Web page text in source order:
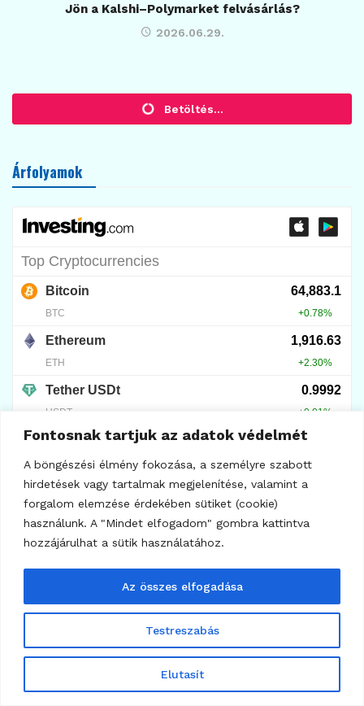
Fontosnak tartjuk az adatok védelmét
A böngészési élmény fokozása, a személyre szabott
hirdetések vagy tartalmak megjelenítése, valamint a
forgalom elemzése érdekében sütiket (cookie)
használunk. A "Mindet elfogadom" gombra kattintva
hozzájárulhat a sütik használatához.
Testreszabás
Elutasít
Az összes elfogadása
Jön a Kalshi–Polymarket felvásárlás?
2026.06.29.
KRIPTOVALUTA HÍREK
Uniswap kaput nyit a tokenizált
7
BVNK fogalma: miért ér sok milliárd dollárt?
2026.08.04.